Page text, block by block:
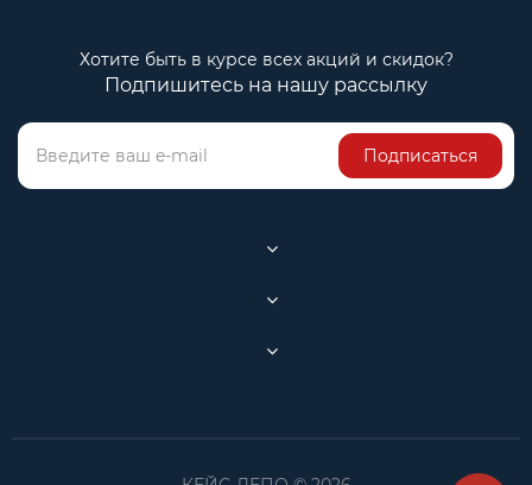
Хотите быть в курсе всех акций и скидок?
Подпишитесь на нашу рассылку
Подписаться